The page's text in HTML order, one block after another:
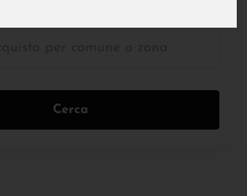
Cerca